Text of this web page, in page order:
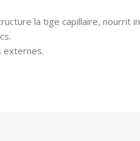
la tige capillaire, nourrit
externes.